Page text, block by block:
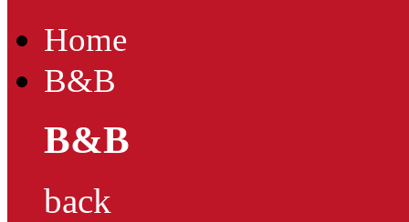
Home
B&B
B&B
back